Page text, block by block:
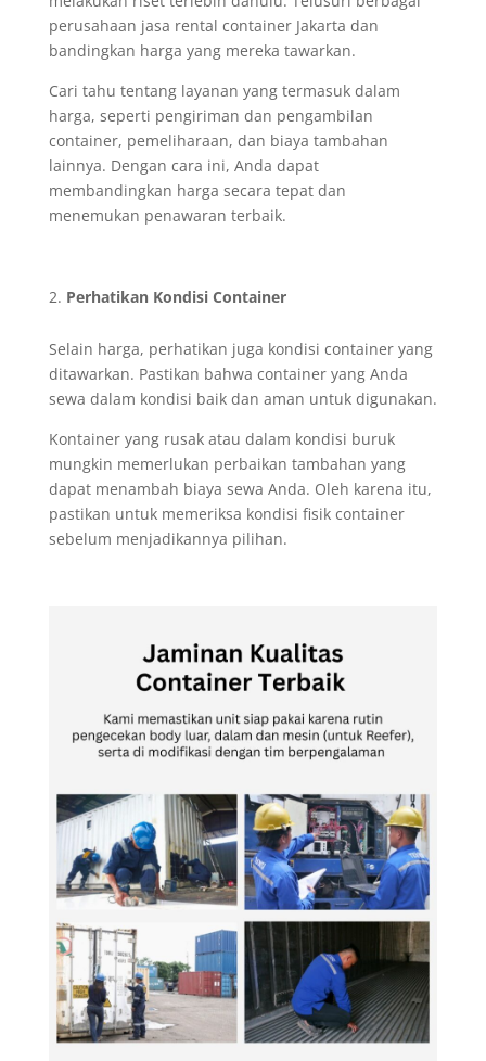
perusahaan jasa rental container Jakarta dan
bandingkan harga yang mereka tawarkan.
Cari tahu tentang layanan yang termasuk dalam
harga, seperti pengiriman dan pengambilan
container, pemeliharaan, dan biaya tambahan
lainnya. Dengan cara ini, Anda dapat
membandingkan harga secara tepat dan
menemukan penawaran terbaik.
Perhatikan Kondisi Container
Selain harga, perhatikan juga kondisi container yang
ditawarkan. Pastikan bahwa container yang Anda
sewa dalam kondisi baik dan aman untuk digunakan.
Kontainer yang rusak atau dalam kondisi buruk
mungkin memerlukan perbaikan tambahan yang
dapat menambah biaya sewa Anda. Oleh karena itu,
pastikan untuk memeriksa kondisi fisik container
sebelum menjadikannya pilihan.